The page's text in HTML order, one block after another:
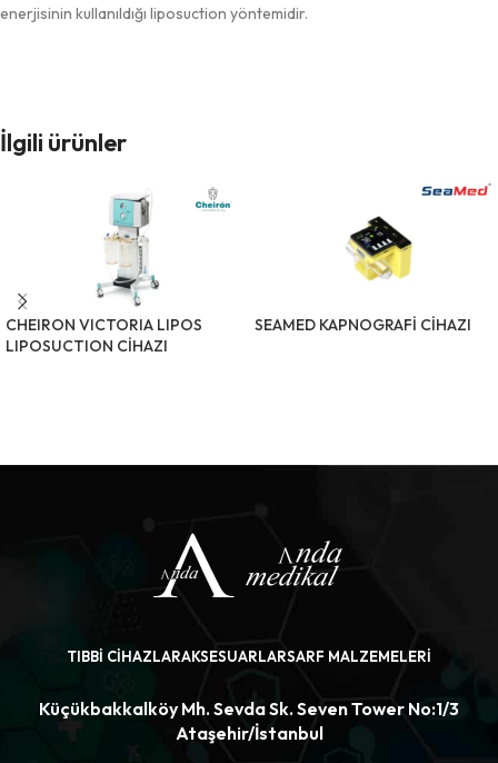
enerjisinin kullanıldığı liposuction yöntemidir.
İlgili ürünler
CHEIRON VICTORIA LIPOS
LIPOSUCTION CİHAZI
SEAMED KAPNOGRAFİ CİHAZI
TIBBI CIHAZLARAKSESUARLARSARF MALZEMELERI
Küçükbakkalköy Mh. Sevda Sk. Seven Tower No:1/3
Ataşehir/İstanbul